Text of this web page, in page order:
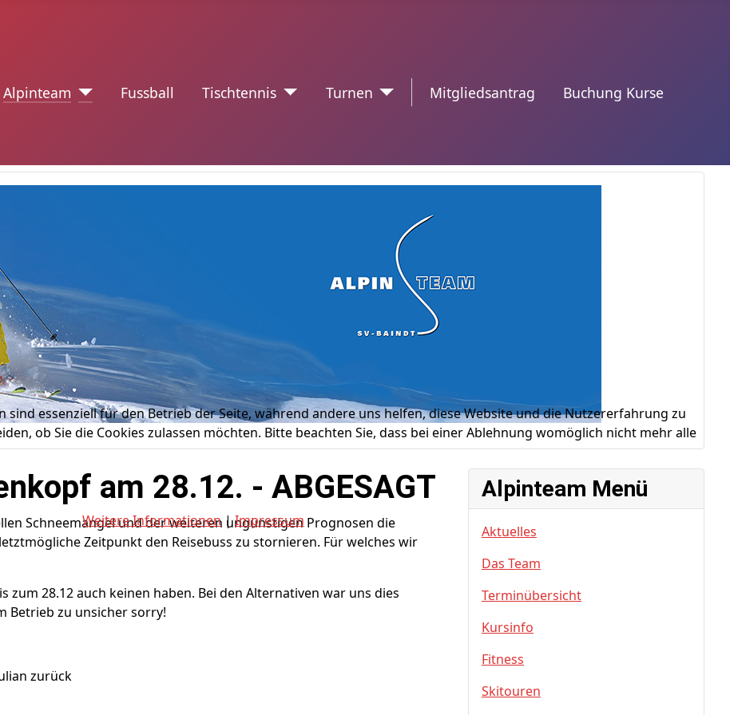
Alpinteam Fussball Tischtennis Turnen trennzeichen2
Mitgliedsantrag Buchung Kurse
am 28.12. - ABGESAGT
Schneemangel und der weiteren ungünstigen Prognosen die
Zeitpunkt den Reisebuss zu stornieren. Für welches wir
28.12 auch keinen haben. Bei den Alternativen war uns dies
Betrieb zu unsicher sorry!
zurück
Alpinteam Menü
Aktuelles
Das Team
Terminübersicht
Kursinfo
Fitness
Skitouren
sind essenziell für den Betrieb der Seite, während andere uns helfen, diese Website und die Nutzererfahrung zu
ob Sie die Cookies zulassen möchten. Bitte beachten Sie, dass bei einer Ablehnung womöglich nicht mehr alle
Weitere Informationen|Impressum